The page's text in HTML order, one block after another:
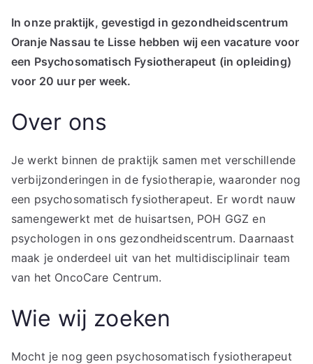
In onze praktijk, gevestigd in gezondheidscentrum
Oranje Nassau te Lisse hebben wij een vacature voor
een Psychosomatisch Fysiotherapeut (in opleiding)
voor 20 uur per week.
Over ons
Je werkt binnen de praktijk samen met verschillende
verbijzonderingen in de fysiotherapie, waaronder nog
een psychosomatisch fysiotherapeut. Er wordt nauw
samengewerkt met de huisartsen, POH GGZ en
psychologen in ons gezondheidscentrum. Daarnaast
maak je onderdeel uit van het multidisciplinair team
van het OncoCare Centrum.
Wie wij zoeken
Mocht je nog geen psychosomatisch fysiotherapeut